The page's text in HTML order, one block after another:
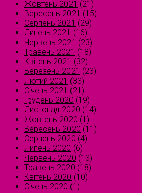
Жовтень 2021 (21)
Вересень 2021 (15)
Серпень 2021 (29)
Липень 2021 (16)
Червень 2021 (23)
Травень 2021 (18)
Квітень 2021 (32)
Березень 2021 (23)
Лютий 2021 (33)
Січень 2021 (21)
Грудень 2020 (19)
Листопад 2020 (14)
Жовтень 2020 (1)
Вересень 2020 (11)
Серпень 2020 (4)
Липень 2020 (6)
Червень 2020 (13)
Травень 2020 (18)
Квітень 2020 (10)
Січень 2020 (1)